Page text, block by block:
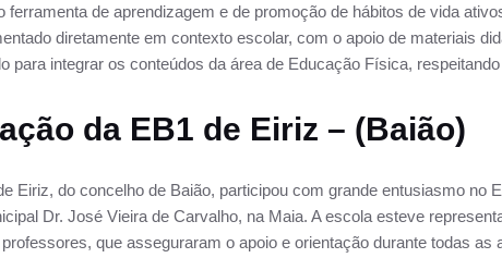
ferramenta de aprendizagem e de promoção de hábitos de vida
diretamente em contexto escolar, com o apoio de materiais
para integrar os conteúdos da área de Educação Física,
da EB1 de Eiriz – (Baião)
Eiriz, do concelho de Baião, participou com grande entusiasmo no
Dr. José Vieira de Carvalho, na Maia. A escola esteve
que asseguraram o apoio e orientação durante todas